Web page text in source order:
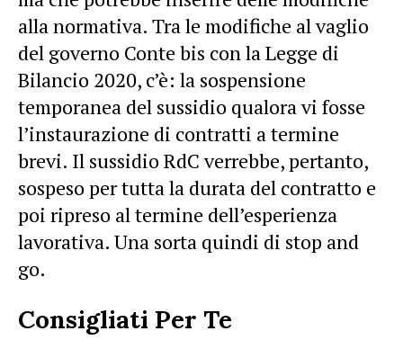
alla normativa. Tra le modifiche al vaglio
del governo Conte bis con la Legge di
Bilancio 2020, c’è: la sospensione
temporanea del sussidio qualora vi fosse
l’instaurazione di contratti a termine
brevi. Il sussidio RdC verrebbe, pertanto,
sospeso per tutta la durata del contratto e
poi ripreso al termine dell’esperienza
lavorativa. Una sorta quindi di stop and
go.
Consigliati Per Te